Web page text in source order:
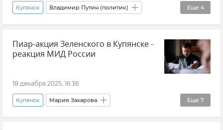
ВСУ (Вооруженные силы Украины) Еще 4
Купянск Владимир Путин (политик)
Новости ВСУ (Вооруженные силы Украины)
Владимир Зеленский
Пиар-акция Зеленского в Купянске -
реакция МИД России
18 декабря 2025, 16:36
Еще 7
Купянск Мария Захарова
Министерство иностранных дел РФ (МИД РФ)